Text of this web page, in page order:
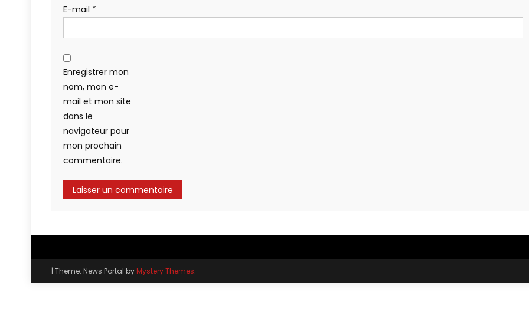
E-mail *
Enregistrer mon
nom, mon e-
mail et mon site
dans le
navigateur pour
mon prochain
commentaire.
| Theme: News Portal byMystery Themes.